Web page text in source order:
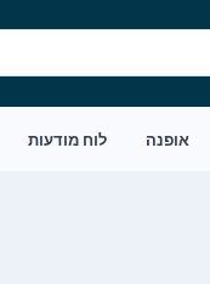
אופנה לוח מודעות